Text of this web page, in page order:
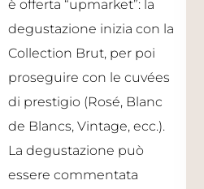
è offerta “upmarket”: la
degustazione inizia con la
Collection Brut, per poi
proseguire con le cuvées
di prestigio (Rosé, Blanc
de Blancs, Vintage, ecc.).
La degustazione può
essere commentata